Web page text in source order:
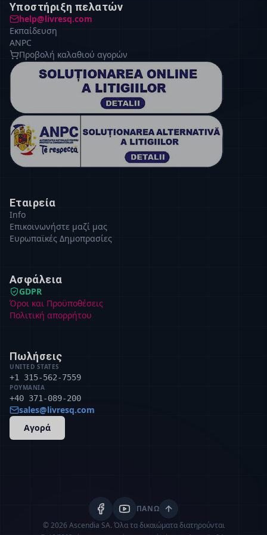
Υποστήριξη πελατών
help@livresq.com
Εκπαίδευση
ANPC
Προβολή καλαθιού αγορών
Εταιρεία
Info
Επικοινωνήστε μαζί μας
Ευρωπαϊκές Δημοπρασίες
Ασφάλεια
GDPR
Όροι και Προϋποθέσεις
Πολιτική απορρήτου
Πωλήσεις
UNITED STATES
+1 315-562-7559
ΡΟΥΜΑΝΊΑ
+40 371-089-200
sales@livresq.com
Αγορά
ΠΆΝΩ
© 2026 Ascendia SA. Όλα τα δικαιώματα διατηρούνται